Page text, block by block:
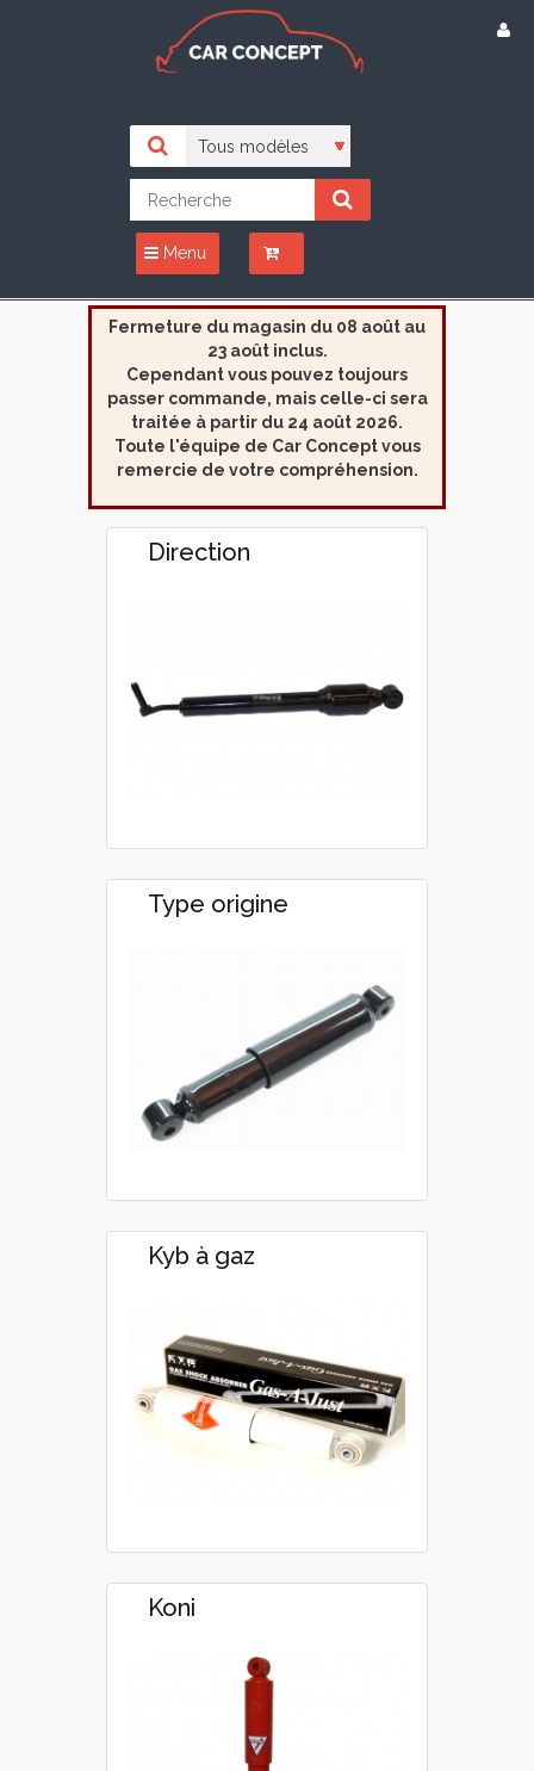
Menu
Fermeture du magasin du 08 août au
23 août inclus.
Cependant vous pouvez toujours
passer commande, mais celle-ci sera
traitée à partir du 24 août 2026.
Toute l'équipe de Car Concept vous
remercie de votre compréhension.
Direction
Type origine
Kyb à gaz
Koni